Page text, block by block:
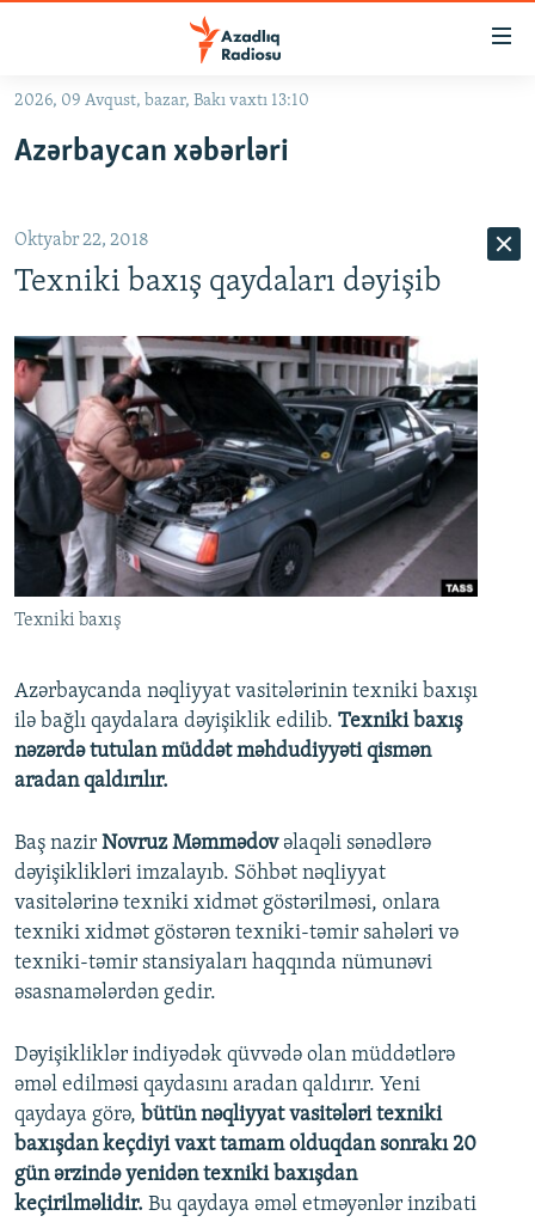
Əsas
qayıt
qayıt
Axtarışa
#ƏSLINDƏ
QANUNI DOĞRU
ARAŞDIRMA
MULTIMEDIA
VIDEO
FOTOQALEREYA
İNFOQRAFIKA
KARIKATURA
RADIO ARXIV
OXU ZALI
AZƏRBAYCAN ƏDƏBIYYATI KITABXANASI
İSLAM VƏ DEMOKRATIYA
HAQQIMIZDA
MISSIYAMIZ
PEŞƏ ETIKASI VƏ JURNALISTIKA STANDARTLARIMIZ
AZADLIQRADIOSU MOBIL TELEFONUNUZDA
BIZIMLƏ ƏLAQƏ
XƏBƏR BÜLLETENLƏRIMIZ
BIZI IZLƏ
RFE/RL-in bütün saytları
2026, 09 Avqust, bazar, Bakı vaxtı 13:10
Azərbaycan xəbərləri
Oktyabr 22, 2018
Texniki baxış qaydaları dəyişib
Texniki baxış
Azərbaycanda nəqliyyat vasitələrinin texniki baxışı
ilə bağlı qaydalara dəyişiklik edilib. Texniki baxış
nəzərdə tutulan müddət məhdudiyyəti qismən
aradan qaldırılır.
Baş nazir Novruz Məmmədov əlaqəli sənədlərə
dəyişiklikləri imzalayıb. Söhbət nəqliyyat
vasitələrinə texniki xidmət göstərilməsi, onlara
texniki xidmət göstərən texniki-təmir sahələri və
texniki-təmir stansiyaları haqqında nümunəvi
əsasnamələrdən gedir.
Dəyişikliklər indiyədək qüvvədə olan müddətlərə
əməl edilməsi qaydasını aradan qaldırır. Yeni
qaydaya görə, bütün nəqliyyat vasitələri texniki
baxışdan keçdiyi vaxt tamam olduqdan sonrakı 20
gün ərzində yenidən texniki baxışdan
keçirilməlidir. Bu qaydaya əməl etməyənlər inzibati